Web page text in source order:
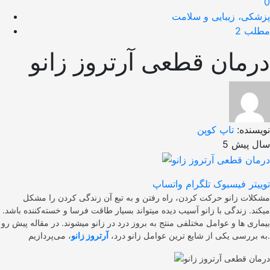
پزشکی، زیبایی و سلامت
مطلب 2
درمان قطعی آرتروز زانو
نویسنده: تاپ کوپن
5 سال پیش
توییتر فیسبوک تلگرام واتساپ
مشکلات زانو حرکت کردن، راه رفتن و به تبع آن زندگی کردن را مشکل
میکند. زندگی با زانو آسیب دیده میتواند بسیار طاقت فرسا و خسته‌کننده باشد.
بیماری ها و عوامل مختلفی منتج به بروز درد در زانو میشوند. در مقاله پیش رو
به بررسی یکی از شایع ترین عوامل زانو درد، آرتروز زانو ، می‌پردازیم.